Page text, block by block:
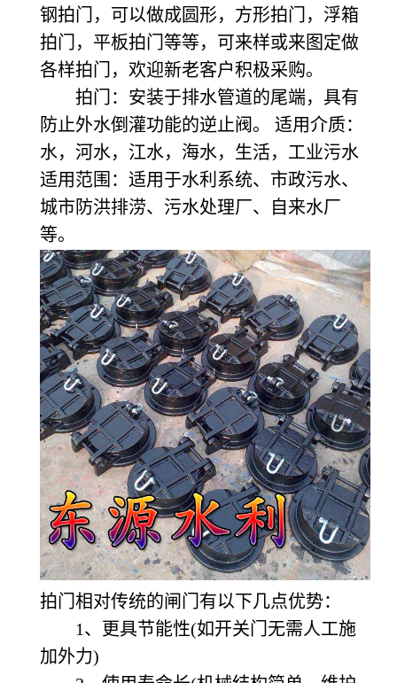
钢拍门，可以做成圆形，方形拍门，浮箱
拍门，平板拍门等等，可来样或来图定做
各样拍门，欢迎新老客户积极采购。
拍门：安装于排水管道的尾端，具有
防止外水倒灌功能的逆止阀。 适用介质：
水，河水，江水，海水，生活，工业污水
适用范围：适用于水利系统、市政污水、
城市防洪排涝、污水处理厂、自来水厂
等。
拍门相对传统的闸门有以下几点优势：
1、更具节能性(如开关门无需人工施
加外力)